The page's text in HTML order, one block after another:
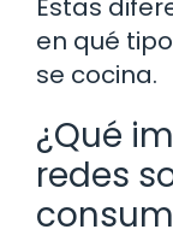
Estas
en qué
se cocina.
¿Qué
redes